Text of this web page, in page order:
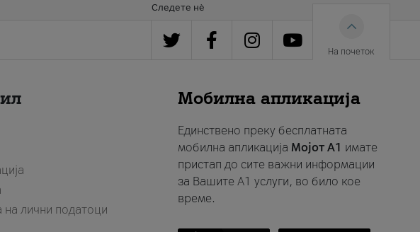
Следете нè
На почеток
на лични податоци
Мобилна апликација
Единствено преку бесплатната
мобилна апликација Мојот A1 имате
пристап до сите важни информации
за Вашите A1 услуги, во било кое
време.